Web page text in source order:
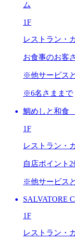
ム
1F
レストラン・
お食事のお客
※他サービス
※6名さままで
鯛めしと和食
1F
レストラン・
自店ポイント 2
※他サービス
SALVATORE
1F
レストラン・